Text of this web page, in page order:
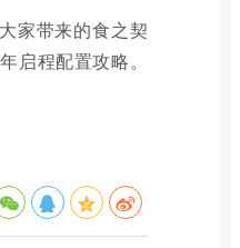
家带来的食之契
启程配置攻略。